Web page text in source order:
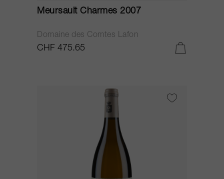
Meursault Charmes 2007
Domaine des Comtes Lafon
CHF 475.65